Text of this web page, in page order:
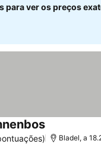
para ver os preços
Ver preços
Bladel, a